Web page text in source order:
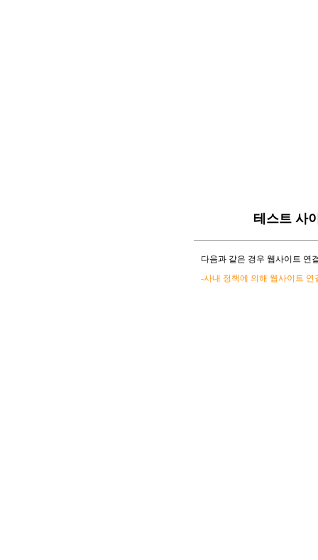
테스트 사
다음과 같은 경우 웹사이트 연
-사내 정책에 의해 웹사이트